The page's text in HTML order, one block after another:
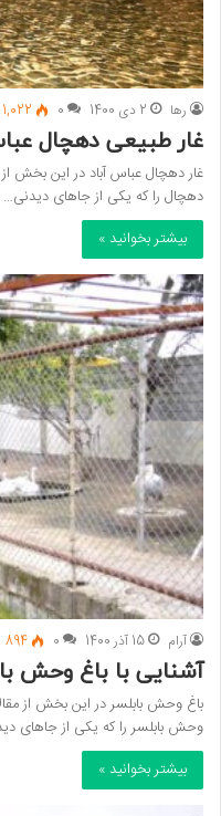
رها 2 دی 1400 0
1,022
غار طبیعی دهچال
غار دهچال عباس آباد در این بخش از
دهچال را که یکی از جاهای دیدنی…
بیشتر بخوانید »
آرام 15 آذر 1400 0
894
آشنایی با باغ وحش
باغ وحش بابلسر در این بخش از
وحش بابلسر را که یکی از جاهای
بیشتر بخوانید »